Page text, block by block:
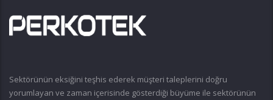
Sektörünün eksiğini teşhis ederek müşteri taleplerini doğru
yorumlayan ve zaman içerisinde gösterdiği büyüme ile sektörünün